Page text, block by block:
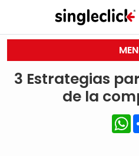
3 Estrategias
de la